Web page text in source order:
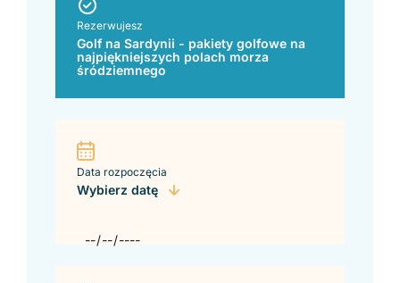
Rezerwujesz
Golf na Sardynii - pakiety golfowe na
najpiękniejszych polach morza
śródziemnego
Data rozpoczęcia
Wybierz datę